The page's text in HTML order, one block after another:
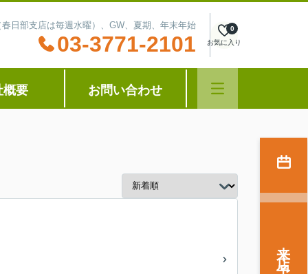
日部支店は毎週水曜）、GW、夏期、年末年始
03-3771-2101 お気に入り
0
概要 お問い合わせ
来店予約